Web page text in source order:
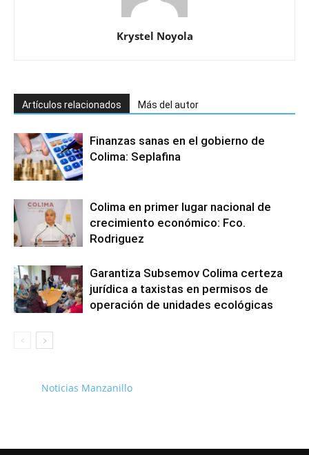
Krystel Noyola
Artículos relacionados Más del autor
Finanzas sanas en el gobierno de
Colima: Seplafina
Colima en primer lugar nacional de
crecimiento económico: Fco.
Rodriguez
Garantiza Subsemov Colima certeza
jurídica a taxistas en permisos de
operación de unidades ecológicas
Noticias Manzanillo